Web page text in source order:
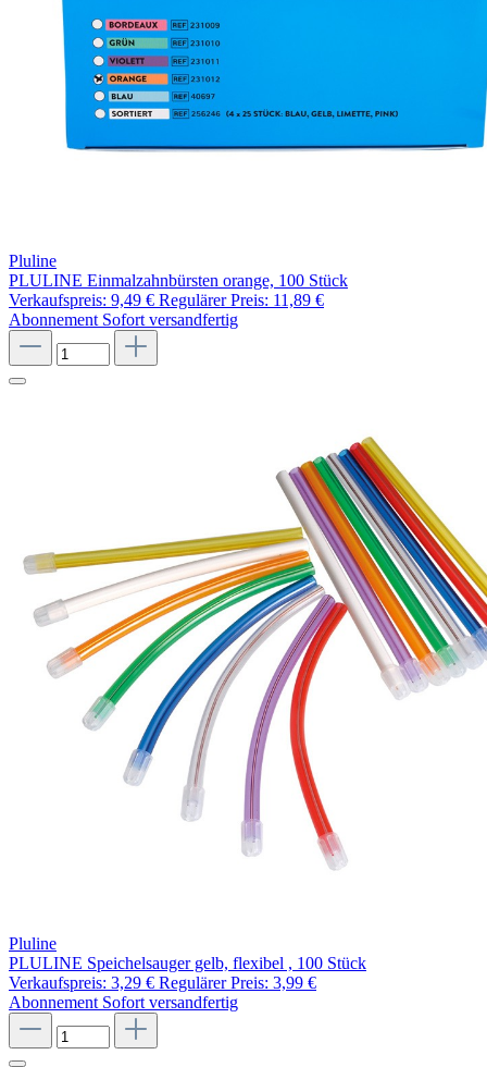
Pluline
PLULINE Einmalzahnbürsten orange, 100 Stück
Verkaufspreis: 9,49 € Regulärer Preis: 11,89 €
Abonnement Sofort versandfertig
Pluline
PLULINE Speichelsauger gelb, flexibel , 100 Stück
Verkaufspreis: 3,29 € Regulärer Preis: 3,99 €
Abonnement Sofort versandfertig